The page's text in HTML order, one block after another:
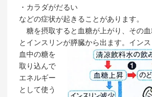
・カラダがだるい
などの症状が起きることがあります。
糖を摂取すると血糖が上がり、その血
とインスリンが膵臓から出ます。 イン
血中の糖を
取り込んで
エネルギー
として使う